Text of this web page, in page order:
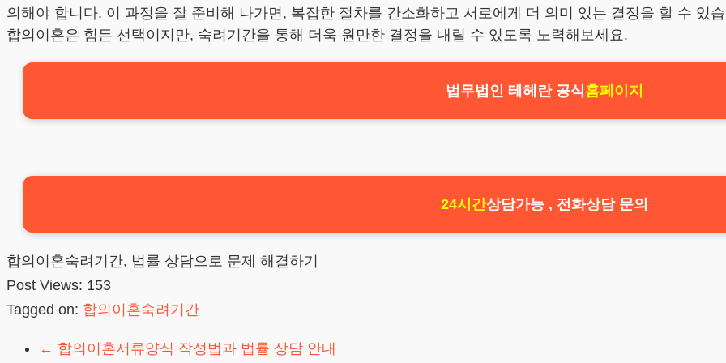
의해야 합니다. 이 과정을 잘 준비해 나가면, 복잡한 절차를 간소화하고 서로에게 더 의미 있는 결정을 할 수 있
합의이혼은 힘든 선택이지만, 숙려기간을 통해 더욱 원만한 결정을 내릴 수 있도록 노력해보세요.
법무법인 테헤란 공식홈페이지
24시간상담가능 , 전화상담 문의
합의이혼숙려기간, 법률 상담으로 문제 해결하기
Post Views: 153
Tagged on: 합의이혼숙려기간
← 합의이혼서류양식 작성법과 법률 상담 안내